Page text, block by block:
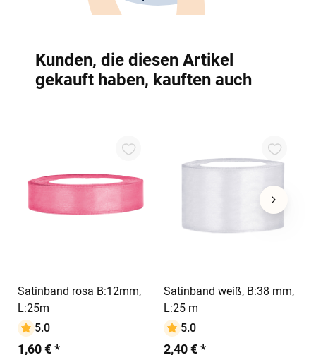
Kunden, die diesen Artikel
gekauft haben, kauften auch
Satinband rosa B:12mm,
L:25m
5.0
1,60 € *
Satinband weiß, B:38 mm,
L:25 m
5.0
2,40 € *